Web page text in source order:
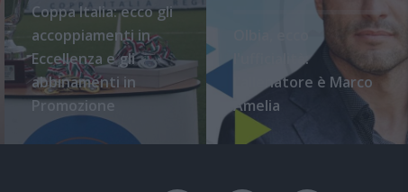
Coppa Italia: ecco gli
accoppiamenti in
Eccellenza e gli
abbinamenti in
Promozione
l'ufficialità:
l'allenatore è Marco
Amelia